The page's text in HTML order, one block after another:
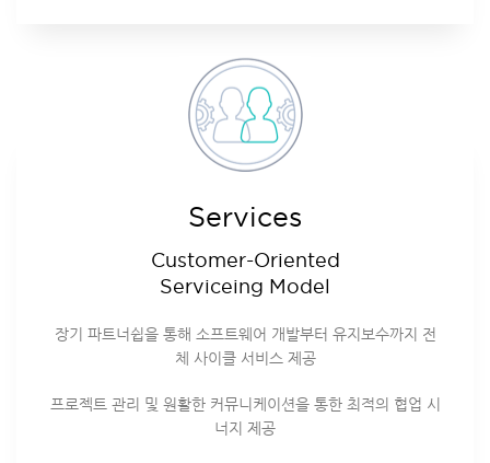
Services
Customer-Oriented
Serviceing Model
장기 파트너쉽을 통해 소프트웨어 개발부터 유지보수까지 전
체 사이클 서비스 제공
프로젝트 관리 및 원활한 커뮤니케이션을 통한 최적의 협업 시
너지 제공